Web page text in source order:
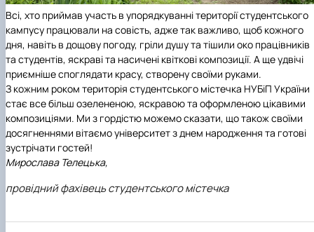
Всі, хто приймав участь в упорядкуванні території студентського
кампусу працювали на совість, адже так важливо, щоб кожного
дня, навіть в дощову погоду, гріли душу та тішили око працівників
та студентів, яскраві та насичені квіткові композиції. А ще удвічі
приємніше споглядати красу, створену своїми руками.
З кожним роком територія студентського містечка НУБіП України
стає все більш озелененою, яскравою та оформленою цікавими
композиціями. Ми з гордістю можемо сказати, що також своїми
досягненнями вітаємо університет з днем народження та готові
зустрічати гостей!
Мирослава Телецька,
провідний фахівець студентського містечка